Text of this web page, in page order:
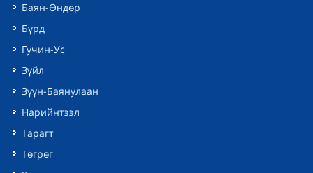
Баян-Өндөр
Бүрд
Гучин-Ус
Зүйл
Зүүн-Баянулаан
Нарийнтээл
Тарагт
Төгрөг